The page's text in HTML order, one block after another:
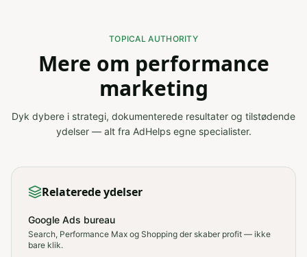
TOPICAL AUTHORITY
Mere om performance
marketing
Dyk dybere i strategi, dokumenterede resultater og tilstødende
ydelser — alt fra AdHelps egne specialister.
Relaterede ydelser
Google Ads bureau
Search, Performance Max og Shopping der skaber profit — ikke
bare klik.